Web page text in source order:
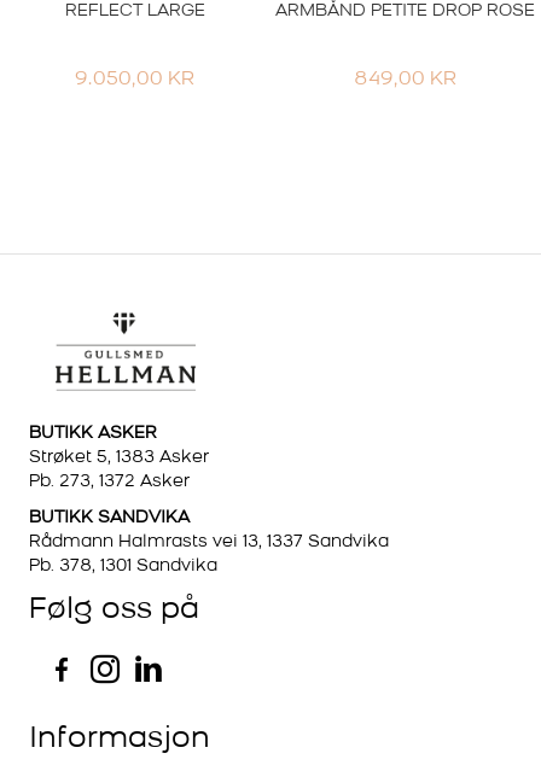
REFLECT LARGE
9.050,00 KR
ARMBÅND PETITE DROP ROSE
849,00 KR
BUTIKK ASKER
Strøket 5, 1383 Asker
Pb. 273, 1372 Asker
BUTIKK SANDVIKA
Rådmann Halmrasts vei 13, 1337 Sandvika
Pb. 378, 1301 Sandvika
Følg oss på
Informasjon